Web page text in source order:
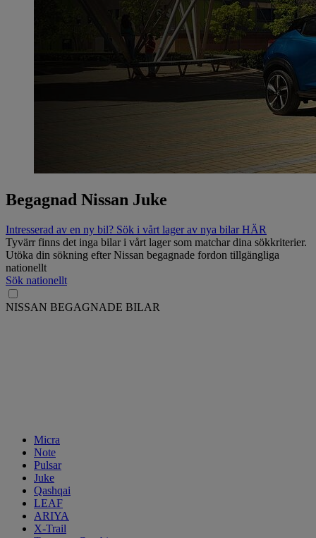
Begagnad Nissan Juke
Intresserad av en ny bil? Sök i vårt lager av nya bilar HÄR
Tyvärr finns det inga bilar i vårt lager som matchar dina sökkriterier.
Utöka din sökning efter Nissan begagnade fordon tillgängliga
nationellt
Sök nationellt
NISSAN BEGAGNADE BILAR
Micra
Note
Pulsar
Juke
Qashqai
LEAF
ARIYA
X-Trail